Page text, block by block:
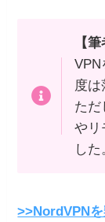
【
VPN
度は
ただ
やリ
した
>>NordVPN